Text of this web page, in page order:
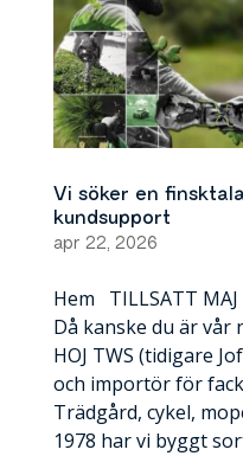
Vi söker en
kundsupport
apr 22, 2026
Hem TILLSATT
Då kanske du är
HOJ TWS (tidigare
och importör för
Trädgård, cykel,
1978 har vi byggt